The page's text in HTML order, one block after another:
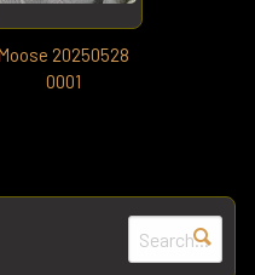
20250528
0001